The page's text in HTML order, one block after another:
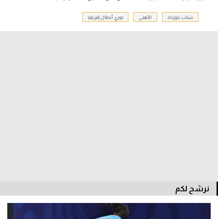
أمم إفريقيا
أمريكا
شباب بلوزداد الأهلي دوري أبطال إفريقيا
نرشح لكم